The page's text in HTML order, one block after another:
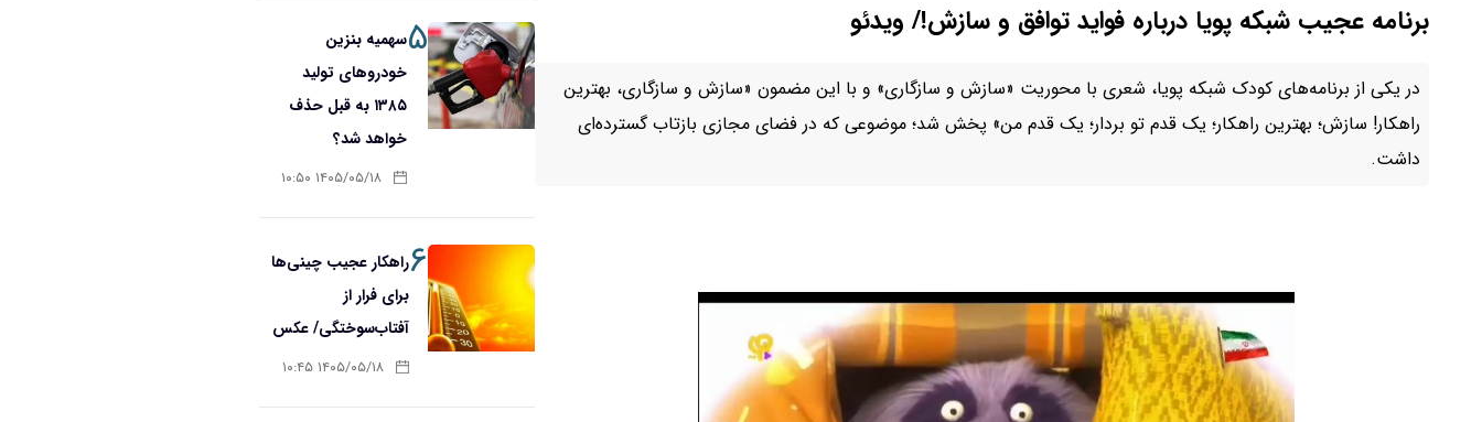
برنامه عجیب شبکه پویا درباره فواید توافق و سازش!/ ویدئو
در یکی از برنامه‌های کودک شبکه پویا، شعری با محوریت «سازش و سازگاری» و با این مضمون «سازش و سازگاری، بهترین
راهکار! سازش؛ بهترین راهکار؛ یک قدم تو بردار؛ یک قدم من» پخش شد؛ موضوعی که در فضای مجازی بازتاب گسترده‌ای
داشت.
۵سهمیه بنزین
خودروهای تولید
۱۳۸۵ به قبل حذف
خواهد شد؟
۱۴۰۵/۰۵/۱۸ ۱۰:۵۰
۶راهکار عجیب چینی‌ها
برای فرار از
آفتاب‌سوختگی/ عکس
۱۴۰۵/۰۵/۱۸ ۱۰:۴۵